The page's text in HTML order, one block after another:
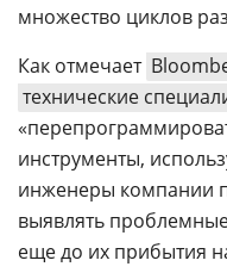
множество циклов
Как отмечает
технические
инструменты,
инженеры компании
выявлять
еще до их прибытия